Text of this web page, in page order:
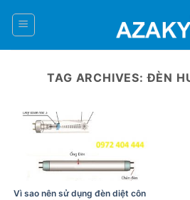
TAG ARCHIVES:ĐÈN
Vì sao nên sử dụng đèn diệt côn